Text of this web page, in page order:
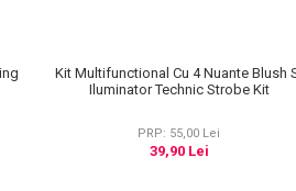
Kit Multifunctional Cu 4 Nuante Blush
Iluminator Technic Strobe Kit
PRP: 55,00 Lei
39,90 Lei